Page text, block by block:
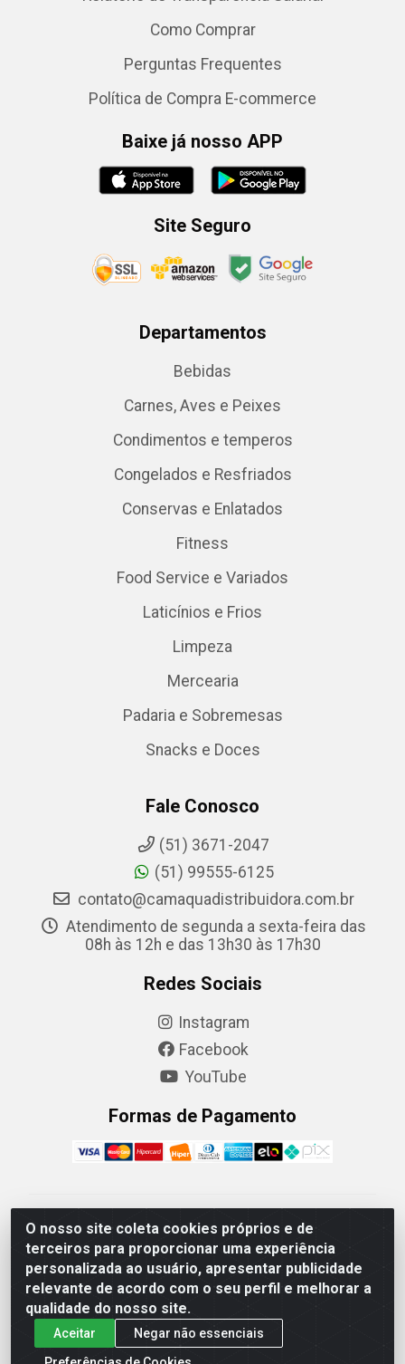
O nosso site coleta cookies próprios e de
terceiros para proporcionar uma experiência
personalizada ao usuário, apresentar publicidade
relevante de acordo com o seu perfil e melhorar a
qualidade do nosso site.
Aceitar
Negar não essenciais
Como Comprar
Perguntas Frequentes
Política de Compra E-commerce
Baixe já nosso APP
Site Seguro
Departamentos
Bebidas
Carnes, Aves e Peixes
Condimentos e temperos
Congelados e Resfriados
Conservas e Enlatados
Fitness
Food Service e Variados
Laticínios e Frios
Limpeza
Mercearia
Padaria e Sobremesas
Snacks e Doces
Fale Conosco
(51) 3671-2047
(51) 99555-6125
contato@camaquadistribuidora.com.br
Atendimento de segunda a sexta-feira das
08h às 12h e das 13h30 às 17h30
Redes Sociais
Instagram
Facebook
YouTube
Formas de Pagamento
Camaquã Distribuidora Ltda - Avenida Conego Luiz W
Hanquet, 1001 - Parque Residencial do Arroio Duro,
Camaquã/RS - CEP 96.789-102 - CNPJ
07.061.124/0001-26